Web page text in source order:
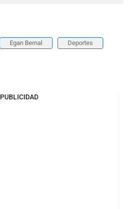
Egan Bernal Deportes
PUBLICIDAD